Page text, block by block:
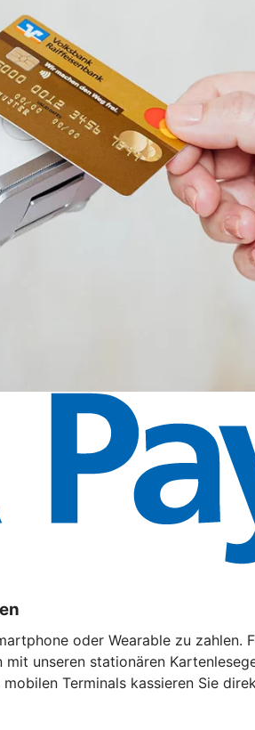
oder Wearable zu
unseren stationären
Terminals kassieren Sie